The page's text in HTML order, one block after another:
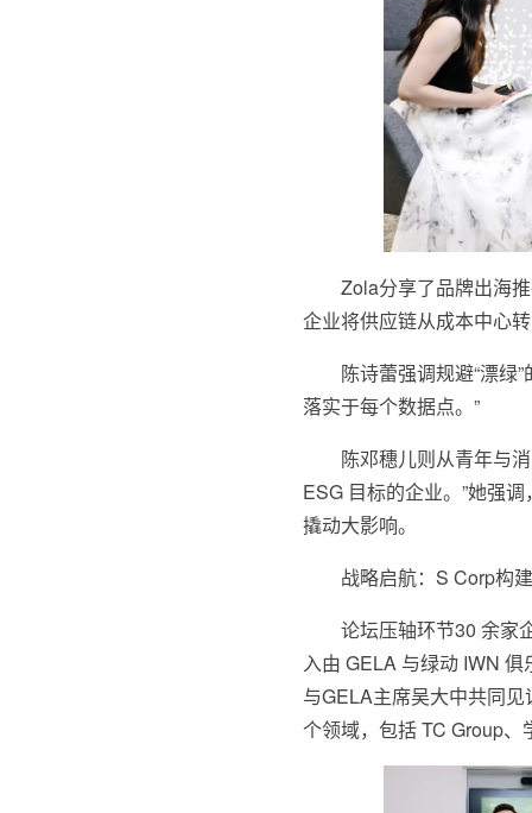
Zola分享了品牌出海
企业将供应链从成本中心
陈诗蕾强调规避“漂绿
落实于每个数据点。”
陈邓穗儿则从青年与
ESG 目标的企业。”她强
撬动大影响。
战略启航：S Corp构
论坛压轴环节30 余家
入由 GELA 与绿动 IWN
与GELA主席吴大中共同
个领域，包括 TC Group